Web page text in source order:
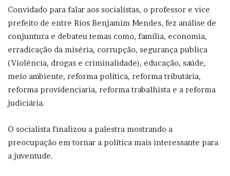
Convidado para falar aos socialistas, o professor e vice
prefeito de entre Rios Benjamim Mendes, fez análise de
conjuntura e debateu temas como, família, economia,
erradicação da miséria, corrupção, segurança publica
(Violência, drogas e criminalidade), educação, saúde,
meio ambiente, reforma política, reforma tributária,
reforma providenciaria, reforma trabalhista e a reforma
judiciária.
O socialista finalizou a palestra mostrando a
preocupação em tornar a política mais interessante para
a juventude.